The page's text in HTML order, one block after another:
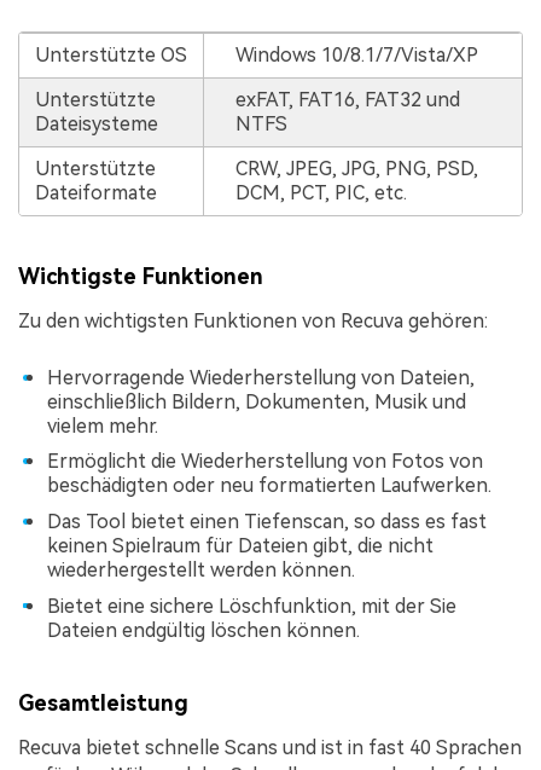
Unterstützte OS
Windows 10/8.1/7/Vista/XP
Unterstützte
Dateisysteme
exFAT, FAT16, FAT32 und
NTFS
Unterstützte
Dateiformate
CRW, JPEG, JPG, PNG, PSD,
DCM, PCT, PIC, etc.
Wichtigste Funktionen
Zu den wichtigsten Funktionen von Recuva gehören:
Hervorragende Wiederherstellung von Dateien,
einschließlich Bildern, Dokumenten, Musik und
vielem mehr.
Ermöglicht die Wiederherstellung von Fotos von
beschädigten oder neu formatierten Laufwerken.
Das Tool bietet einen Tiefenscan, so dass es fast
keinen Spielraum für Dateien gibt, die nicht
wiederhergestellt werden können.
Bietet eine sichere Löschfunktion, mit der Sie
Dateien endgültig löschen können.
Gesamtleistung
Recuva bietet schnelle Scans und ist in fast 40 Sprachen